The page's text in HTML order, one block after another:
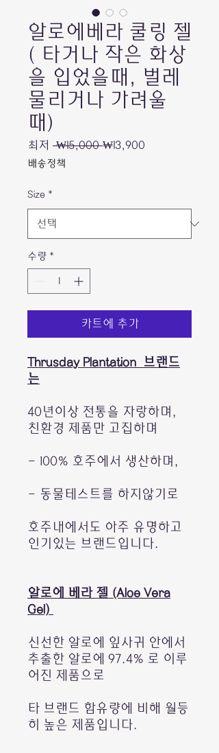
알로에베라 쿨링 젤
( 타거나 작은 화상
을 입었을때, 벌레
물리거나 가려울
때)
최저 ₩15,000 일
₩13,900
배송정책
Size *
수량 *
카트에 추가
Thrusday Plantation 브랜드
는
40년이상 전통을 자랑하며,
친환경 제품만 고집하며
- 100% 호주에서 생산하며,
- 동물테스트를 하지않기로
호주내에서도 아주 유명하고
인기있는 브랜드입니다.
알로에 베라 젤 (Aloe Vera
Gel)
신선한 알로에 잎사귀 안에서
추출한 알로에 97.4% 로 이루
어진 제품으로
타 브랜드 함유량에 비해 월등
히 높은 제품입니다.